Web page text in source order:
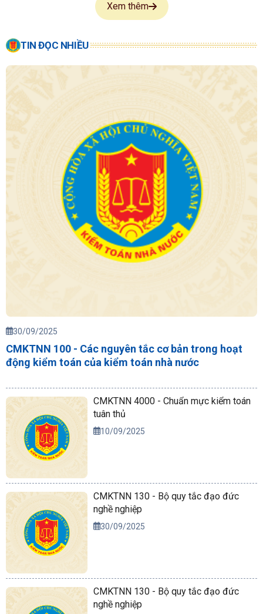
Xem thêm
TIN ĐỌC NHIỀU
30/09/2025
CMKTNN 100 - Các nguyên tắc cơ bản trong hoạt
động kiểm toán của kiểm toán nhà nước
CMKTNN 4000 - Chuẩn mực kiểm toán
tuân thủ
10/09/2025
CMKTNN 130 - Bộ quy tắc đạo đức
nghề nghiệp
30/09/2025
CMKTNN 130 - Bộ quy tắc đạo đức
nghề nghiệp